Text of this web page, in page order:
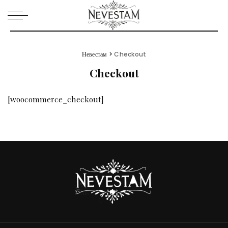
Невестам >Checkout
Checkout
[woocommerce_checkout]